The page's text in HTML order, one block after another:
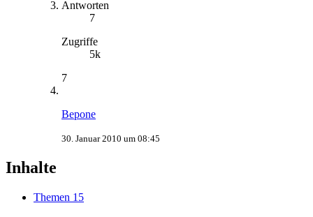
Antworten
7
Zugriffe
5k
7
Bepone
30. Januar 2010 um 08:45
Inhalte
Themen 15